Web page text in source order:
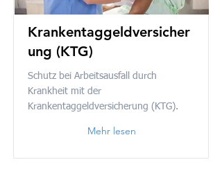
Krankentaggeldversicher
ung (KTG)
Schutz bei Arbeitsausfall durch
Krankheit mit der
Krankentaggeldversicherung (KTG).
Mehr lesen